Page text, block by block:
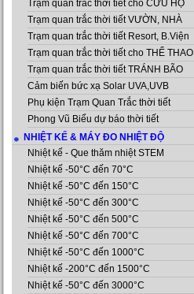
Trạm quan trắc thời tiết cho CỨU HỘ
Trạm quan trắc thời tiết VƯỜN, NHÀ
Trạm quan trắc thời tiết Resort, B.Viện
Trạm quan trắc thời tiết cho THỂ THAO
Trạm quan trắc thời tiết TRÁNH BÃO
Cảm biến bức xạ Solar UVA,UVB
Phụ kiện Trạm Quan Trắc thời tiết
Phong Vũ Biểu dự báo thời tiết
NHIỆT KẾ & MÁY ĐO NHIỆT ĐỘ
Nhiệt kế - Que thăm nhiệt STEM
Nhiệt kế -50°C đến 70°C
Nhiệt kế -50°C đến 150°C
Nhiệt kế -50°C đến 300°C
Nhiệt kế -50°C đến 500°C
Nhiệt kế -50°C đến 700°C
Nhiệt kế -50°C đến 1000°C
Nhiệt kế -200°C đến 1500°C
Nhiệt kế -50°C đến 3000°C